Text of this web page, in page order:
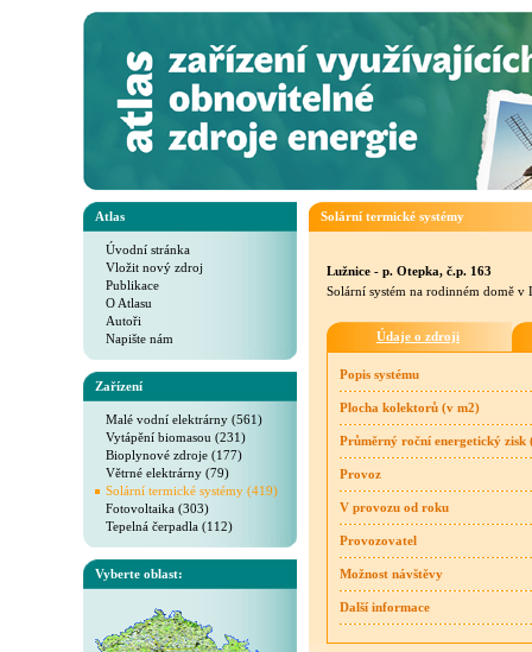
Atlas
Úvodní stránka
Vložit nový zdroj
Publikace
O Atlasu
Autoři
Napište nám
Zařízení
Malé vodní elektrárny (561)
Vytápění biomasou (231)
Bioplynové zdroje (177)
Větrné elektrárny (79)
Solární termické systémy (419)
Fotovoltaika (303)
Tepelná čerpadla (112)
Vyberte oblast:
Solární termické systémy
Lužnice - p. Otepka, č.p. 163
Solární systém na rodinném domě
Údaje o zdroji
Popis systému
Plocha kolektorů (v m2)
Průměrný roční energetický zisk
Provoz
V provozu od roku
Provozovatel
Možnost návštěvy
Další informace